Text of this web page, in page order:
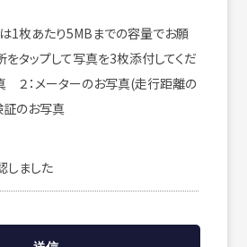
1枚あたり5MBまでの容量でお願
タップして写真を3枚添付してくだ
２：メーターのお写真(走行距離の
のお写真
しました